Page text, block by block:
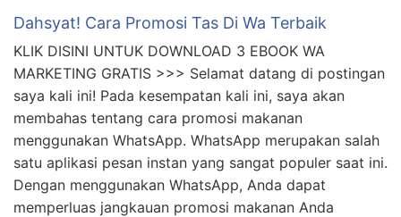
Dahsyat! Cara Promosi Tas Di Wa Terbaik
KLIK DISINI UNTUK DOWNLOAD 3 EBOOK WA
MARKETING GRATIS >>> Selamat datang di postingan
saya kali ini! Pada kesempatan kali ini, saya akan
membahas tentang cara promosi makanan
menggunakan WhatsApp. WhatsApp merupakan salah
satu aplikasi pesan instan yang sangat populer saat ini.
Dengan menggunakan WhatsApp, Anda dapat
memperluas jangkauan promosi makanan Anda